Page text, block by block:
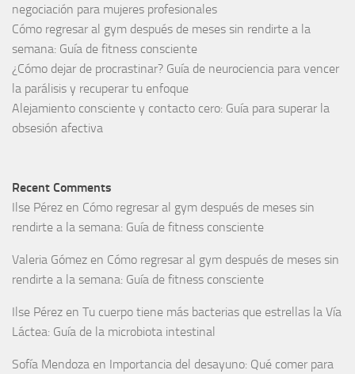
negociación para mujeres profesionales
Cómo regresar al gym después de meses sin rendirte a la
semana: Guía de fitness consciente
¿Cómo dejar de procrastinar? Guía de neurociencia para vencer
la parálisis y recuperar tu enfoque
Alejamiento consciente y contacto cero: Guía para superar la
obsesión afectiva
Recent Comments
Ilse Pérez en Cómo regresar al gym después de meses sin
rendirte a la semana: Guía de fitness consciente
Valeria Gómez en Cómo regresar al gym después de meses sin
rendirte a la semana: Guía de fitness consciente
Ilse Pérez en Tu cuerpo tiene más bacterias que estrellas la Vía
Láctea: Guía de la microbiota intestinal
Sofía Mendoza en Importancia del desayuno: Qué comer para